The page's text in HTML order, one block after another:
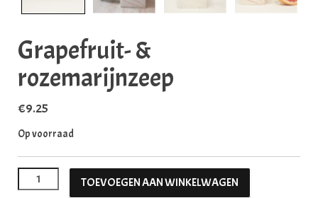
Grapefruit- &
rozemarijnzeep
€9.25
Op voorraad
Grapefruit- & rozemarijnzeep aantal
TOEVOEGEN AAN WINKELWAGEN